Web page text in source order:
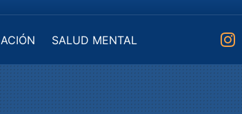
SALUD MENTAL